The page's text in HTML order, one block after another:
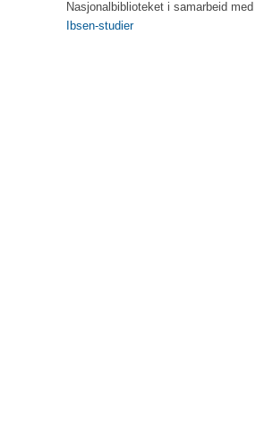
Nasjonalbiblioteket i samarbeid med
Ibsen-studier